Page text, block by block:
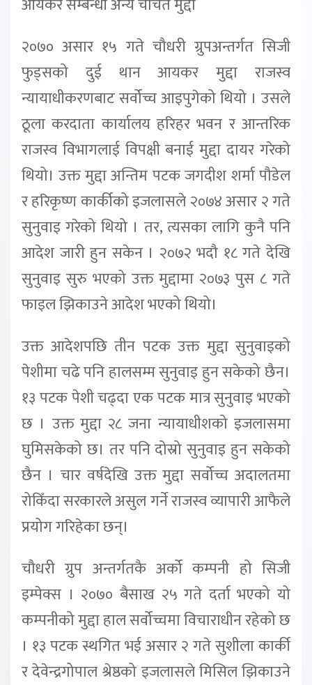
आयकर सम्बन्धी अन्य चर्चित मुद्दा
२०७० असार १५ गते चौधरी ग्रुपअन्तर्गत सिजी
फुड्सको दुई थान आयकर मुद्दा राजस्व
न्यायाधीकरणबाट सर्वोच्च आइपुगेको थियो । उसले
ठूला करदाता कार्यालय हरिहर भवन र आन्तरिक
राजस्व विभागलाई विपक्षी बनाई मुद्दा दायर गरेको
थियो। उक्त मुद्दा अन्तिम पटक जगदीश शर्मा पौडेल
र हरिकृष्ण कार्कीको इजलासले २०७४ असार २ गते
सुनुवाइ गरेको थियो । तर, त्यसका लागि कुनै पनि
आदेश जारी हुन सकेन । २०७२ भदौ १८ गते देखि
सुनुवाइ सुरु भएको उक्त मुद्दामा २०७३ पुस ८ गते
फाइल झिकाउने आदेश भएको थियो।
उक्त आदेशपछि तीन पटक उक्त मुद्दा सुनुवाइको
पेशीमा चढे पनि हालसम्म सुनुवाइ हुन सकेको छैन।
१३ पटक पेशी चढ्दा एक पटक मात्र सुनुवाइ भएको
छ । उक्त मुद्दा २८ जना न्यायाधीशको इजलासमा
घुमिसकेको छ। तर पनि दोस्रो सुनुवाइ हुन सकेको
छैन । चार वर्षदेखि उक्त मुद्दा सर्वोच्च अदालतमा
रोकिँदा सरकारले असुल गर्ने राजस्व व्यापारी आफैले
प्रयोग गरिहेका छन्।
चौधरी ग्रुप अन्तर्गतकै अर्को कम्पनी हो सिजी
इम्पेक्स । २०७० बैसाख २५ गते दर्ता भएको यो
कम्पनीको मुद्दा हाल सर्वोच्चमा विचाराधीन रहेको छ
। १३ पटक स्थगित भई असार २ गते सुशीला कार्की
र देवेन्द्रगोपाल श्रेष्ठको इजलासले मिसिल झिकाउने